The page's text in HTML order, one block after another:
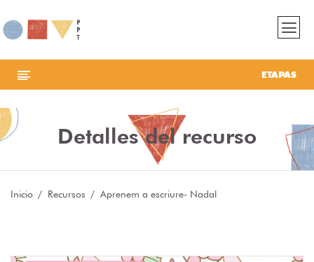
ETAPAS
Detalles del recurso
Inicio Recursos Aprenem a escriure- Nadal